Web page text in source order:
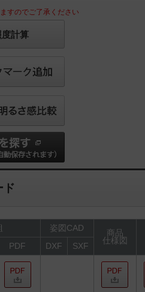
すのでご了承ください
計算
ド
姿図CAD
商品
仕様図
PDF DXF SXF